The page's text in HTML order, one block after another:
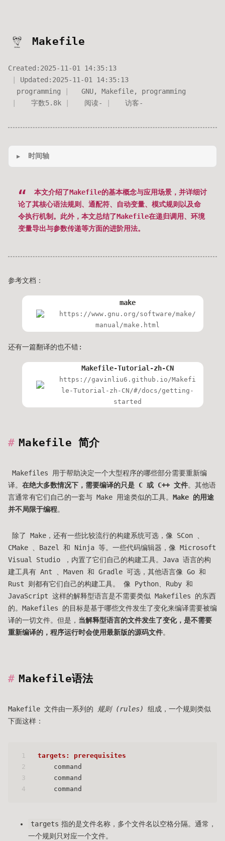
Makefile
Created: 2025-11-01 14:35:13
Updated: 2025-11-01 14:35:13
programming
GNU, Makefile, programming
字数5.8k 阅读- 访客-
时间轴
本文介绍了Makefile的基本概念与应用场景，并详细讨
论了其核心语法规则、通配符、自动变量、模式规则以及命
令执行机制。此外，本文总结了Makefile在递归调用、环境
变量导出与参数传递等方面的进阶用法。
参考文档：
make
https://www.gnu.org/software/make/
manual/make.html
还有一篇翻译的也不错:
Makefile-Tutorial-zh-CN
https://gavinliu6.github.io/Makefi
le-Tutorial-zh-CN/#/docs/getting-
started
Makefile 简介
​ Makefiles 用于帮助决定一个大型程序的哪些部分需要重新编
译。 在绝大多数情况下，需要编译的只是 C 或 C++ 文件。其他语
言通常有它们自己的一套与 Make 用途类似的工具。 Make 的用途
并不局限于编程。
​ 除了 Make，还有一些比较流行的构建系统可选，像 SCon 、
CMake 、Bazel 和 Ninja 等。一些代码编辑器，像 Microsoft
Visual Studio ，内置了它们自己的构建工具。Java 语言的构
建工具有 Ant 、Maven 和 Gradle 可选，其他语言像 Go 和
Rust 则都有它们自己的构建工具。​ 像 Python、Ruby 和
JavaScript 这样的解释型语言是不需要类似 Makefiles 的东西
的。Makefiles 的目标是基于哪些文件发生了变化来编译需要被编
译的一切文件。但是， 当解释型语言的文件发生了变化，是不需要
重新编译的，程序运行时会使用最新版的源码文件。
Makefile语法
Makefile 文件由一系列的 规则 (rules)
组成，一个规则类似
下面这样：
1
2
3
4
targets: prerequisites
    command
    command
    command
targets 指的是文件名称，多个文件名以空格分隔。通常，
一个规则只对应一个文件。